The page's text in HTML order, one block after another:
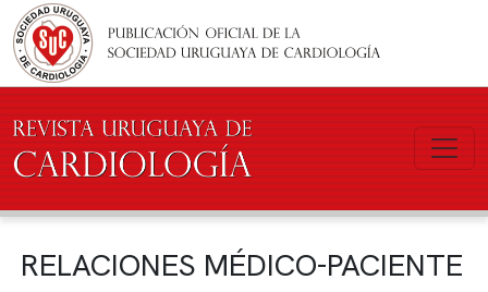
Pasar al contenido principal
RELACIONES MÉDICO-PACIENTE